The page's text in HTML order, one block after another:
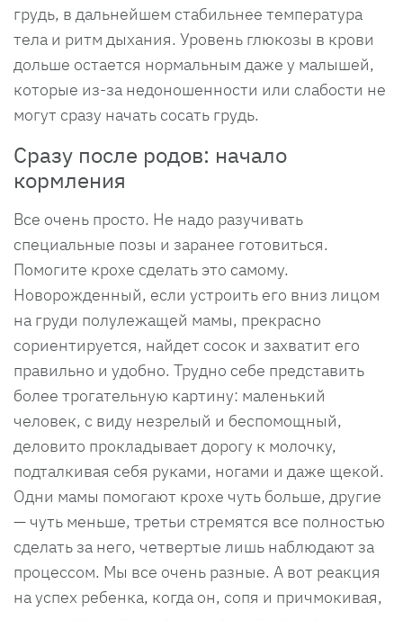
грудь, в дальнейшем стабильнее температура
тела и ритм дыхания. Уровень глюкозы в крови
дольше остается нормальным даже у малышей,
которые из-за недоношенности или слабости не
могут сразу начать сосать грудь.
Сразу после родов: начало
кормления
Все очень просто. Не надо разучивать
специальные позы и заранее готовиться.
Помогите крохе сделать это самому.
Новорожденный, если устроить его вниз лицом
на груди полулежащей мамы, прекрасно
сориентируется, найдет сосок и захватит его
правильно и удобно. Трудно себе представить
более трогательную картину: маленький
человек, с виду незрелый и беспомощный,
деловито прокладывает дорогу к молочку,
подталкивая себя руками, ногами и даже щекой.
Одни мамы помогают крохе чуть больше, другие
— чуть меньше, третьи стремятся все полностью
сделать за него, четвертые лишь наблюдают за
процессом. Мы все очень разные. А вот реакция
на успех ребенка, когда он, сопя и причмокивая,